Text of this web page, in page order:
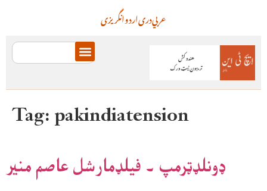
انگریزیاردودریعربي
Tag:pakindiatension
ډونلډټرمپ ۔ فيلډمارشل عاصم منير